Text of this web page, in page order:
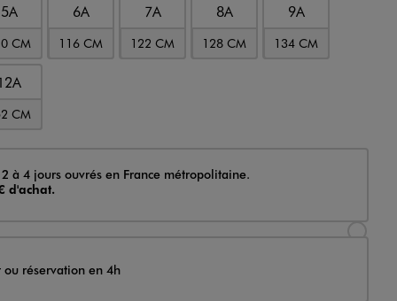
5A
CM
6A
116 CM
7A
122 CM
8A
128 CM
9A
134 CM
CM
à 4 jours ouvrés en France métropolitaine.
d'achat.
ou réservation en 4h